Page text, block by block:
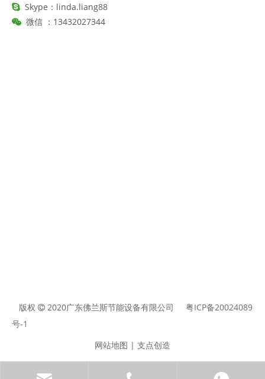
 Skype：linda.liang88
 微信 ： 13432027344
版权  2020广东佛兰斯节能设备有限公司 粤ICP备20024089
号-1
网站地图 | 支点创造